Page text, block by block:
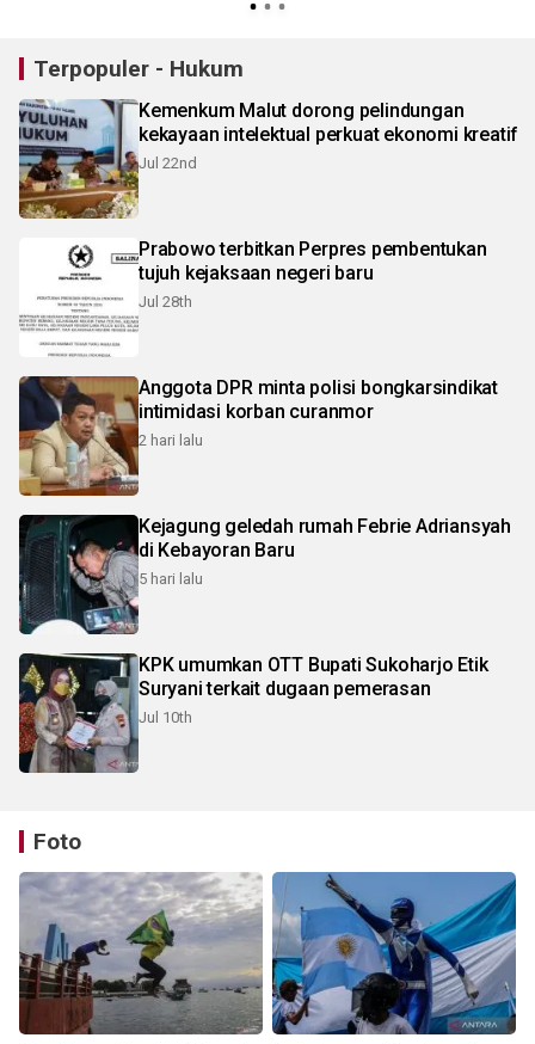
Terpopuler - Hukum
Kemenkum Malut dorong pelindungan
kekayaan intelektual perkuat ekonomi kreatif
Jul 22nd
Prabowo terbitkan Perpres pembentukan
tujuh kejaksaan negeri baru
Jul 28th
Anggota DPR minta polisi bongkarsindikat
intimidasi korban curanmor
2 hari lalu
Kejagung geledah rumah Febrie Adriansyah
di Kebayoran Baru
5 hari lalu
KPK umumkan OTT Bupati Sukoharjo Etik
Suryani terkait dugaan pemerasan
Jul 10th
Foto